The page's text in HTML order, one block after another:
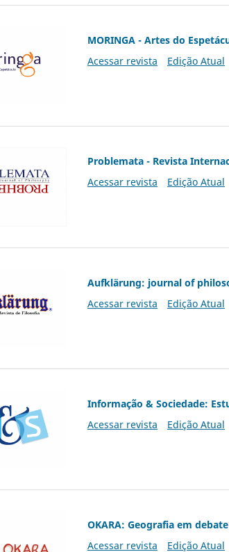
MORINGA - Artes do
Acessar revista
Edição Atual
Problemata - Revista
Acessar revista
Edição Atual
Aufklärung: journal of
Acessar revista
Edição Atual
Informação & Sociedade:
Acessar revista
Edição Atual
OKARA: Geografia em debate
Acessar revista
Edição Atual